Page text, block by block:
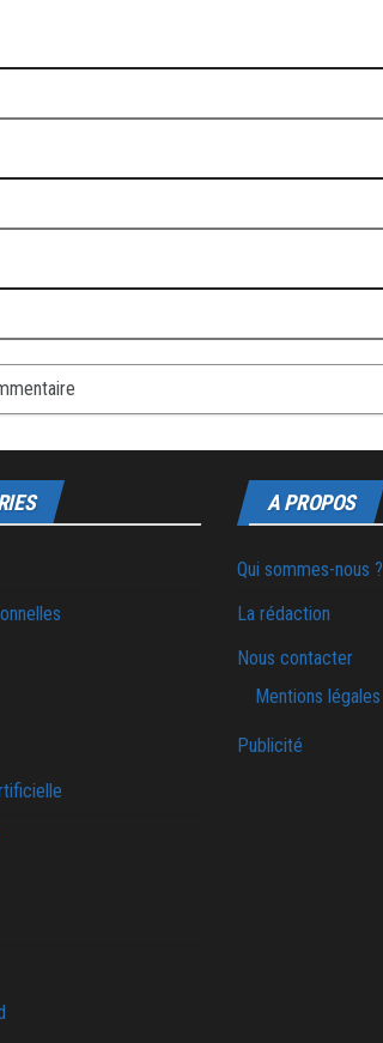
A PROPOS
Qui sommes-nous ?
La rédaction
Nous contacter
Mentions légales
Publicité